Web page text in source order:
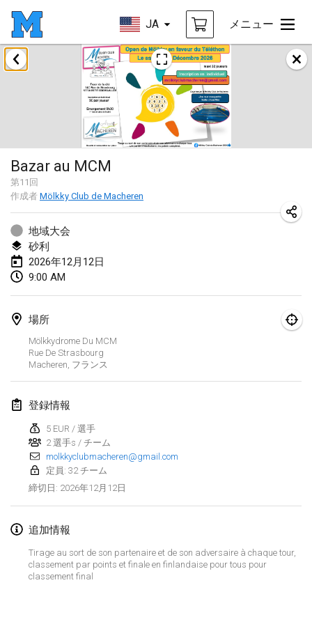
JA メニュー
Bazar au MCM
第11 回
作成者 Mölkky Club de Macheren
地域大会
砂利
2026年12月12日
9:00 AM
場所
Mölkkydrome Du MCM
Rue De Strasbourg
Macheren フランス
登録情報
5 EUR / 選手
2 選手s / チーム
molkkyclubmacheren@gmail.com
定員: 32 チーム
締切日 : 2026年12月12日
追加情報
Tirage au sort de son partenaire et de son adversaire à chaque tour,
classement par points et finale en finlandaise pour tous pour
classement final
2026年8月
Challenge des Ducasses
2026年8月9日|ベルギー
Mölkky on the Beach
2026年8月11日
MM - World Championships
2026年8月14日|フィンランド
Coney Island Open
2026年8月22日
Grand Prix Polski 2026 - Round 5 (Final)
2026年8月29日
Norddeutsche Mölkky Meisterschaft (open)
2026年8月29日
Fours Polish Championship 2026
2026年8月30日
Open de midi Pyrénées
2026年8月30日| フランス
Mistrovství ČR trojic
2026年9月5日| チェコ
Open de Surzur